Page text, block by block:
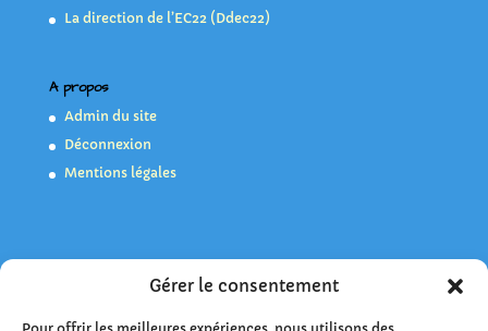
Gérer le consentement
La direction de l’EC22 (Ddec22)
A propos
Admin du site
Déconnexion
Mentions légales
Visiteurs aujourd’hui:106